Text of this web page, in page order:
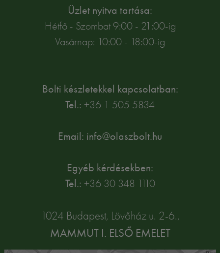
Üzlet nyitva tartása:
Hétfő - Szombat 9:00 - 21:00-ig
Vasárnap: 10:00 - 18:00-ig
Bolti készletekkel kapcsolatban:
Tel.: +36 1 505 5834
Email: info@olaszbolt.hu
Egyéb kérdésekben:
Tel.: +36 30 348 1110
1024 Budapest, Lövőház u. 2-6.,
MAMMUT I. ELSŐ EMELET